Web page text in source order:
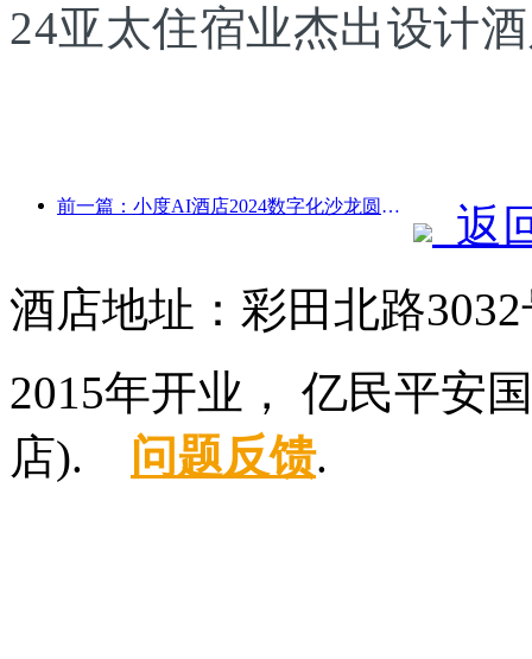
24亚太住宿业杰出设计
前一篇：小度AI酒店2024数字化沙龙圆满收官！加速重构未来酒店体验
返
酒店地址：彩田北路
2015年开业， 亿民平安
店). 问题反馈.